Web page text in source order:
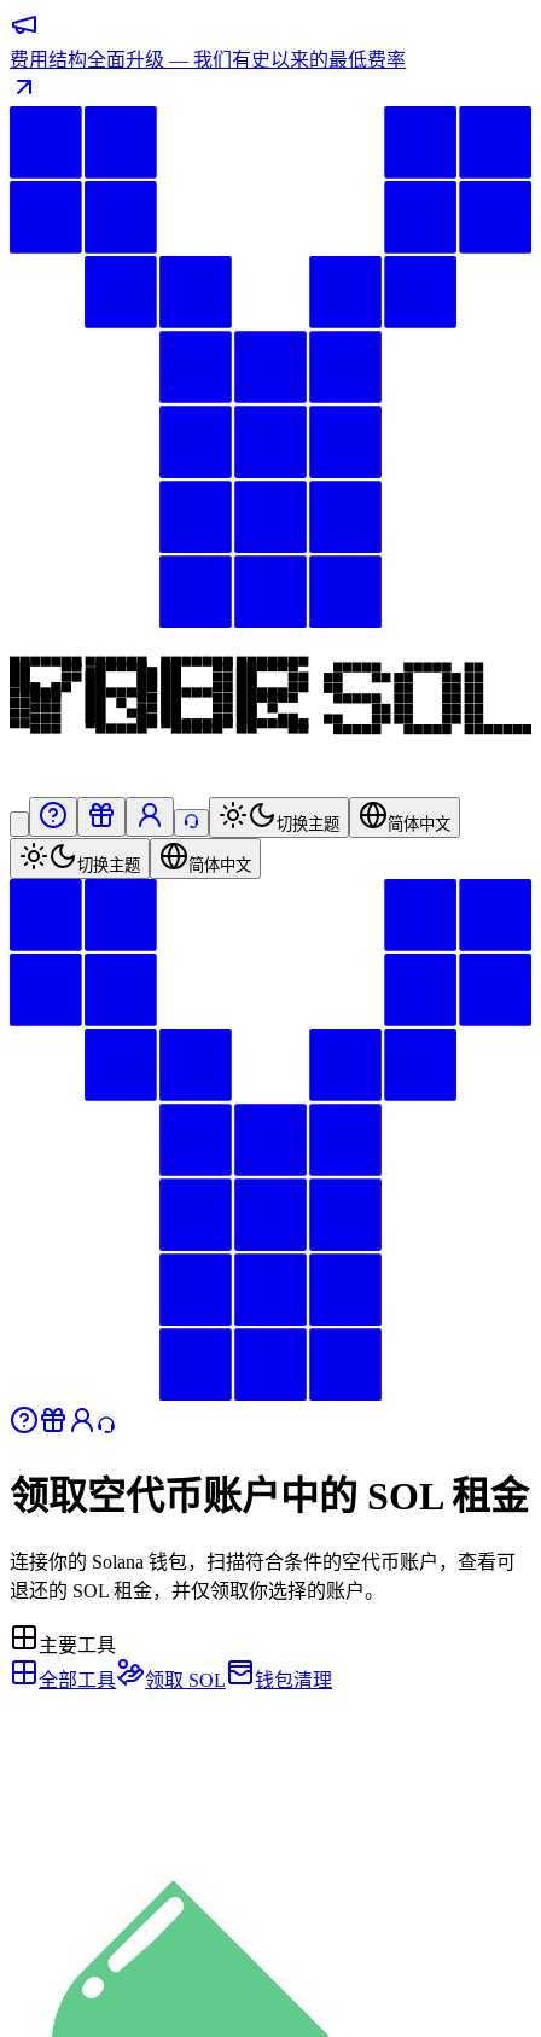
费用结构全面升级 — 我们有史以来的最低费率
切换主题 简体中文
切换主题 简体中文
领取空代币账户中的 SOL 租金
连接你的 Solana 钱包，扫描符合条件的空代币账户，查看可
退还的 SOL 租金，并仅领取你选择的账户。
主要工具
全部工具
领取 SOL 钱包清理